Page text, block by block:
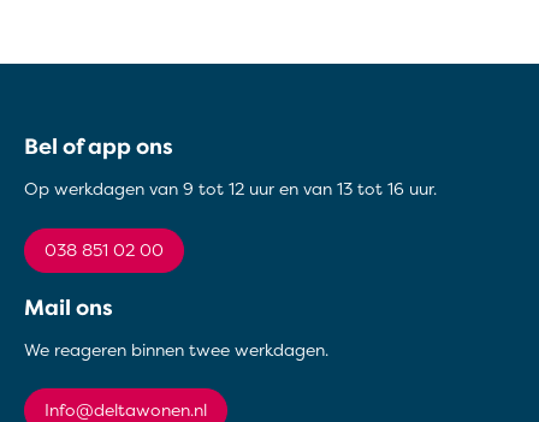
Contactinformatie
Bel of app ons
Op werkdagen van 9 tot 12 uur en van 13 tot 16 uur.
038 851 02 00
Mail ons
We reageren binnen twee werkdagen.
info@deltawonen.nl